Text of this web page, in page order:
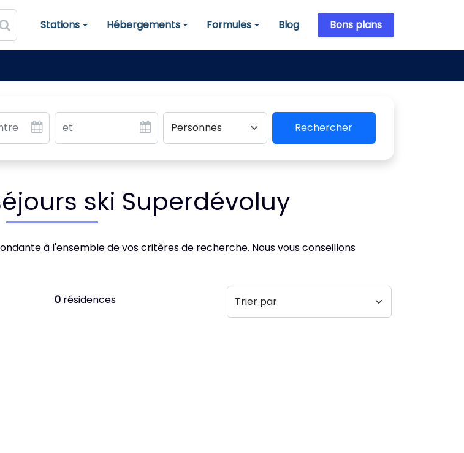
Stations
Stations de skiHébergements
Hébergements Formules
Formules Blog Bons plans
Rechercher
ski Superdévoluy
à l'ensemble de vos critères de recherche. Nous vous conseillons
0résidences